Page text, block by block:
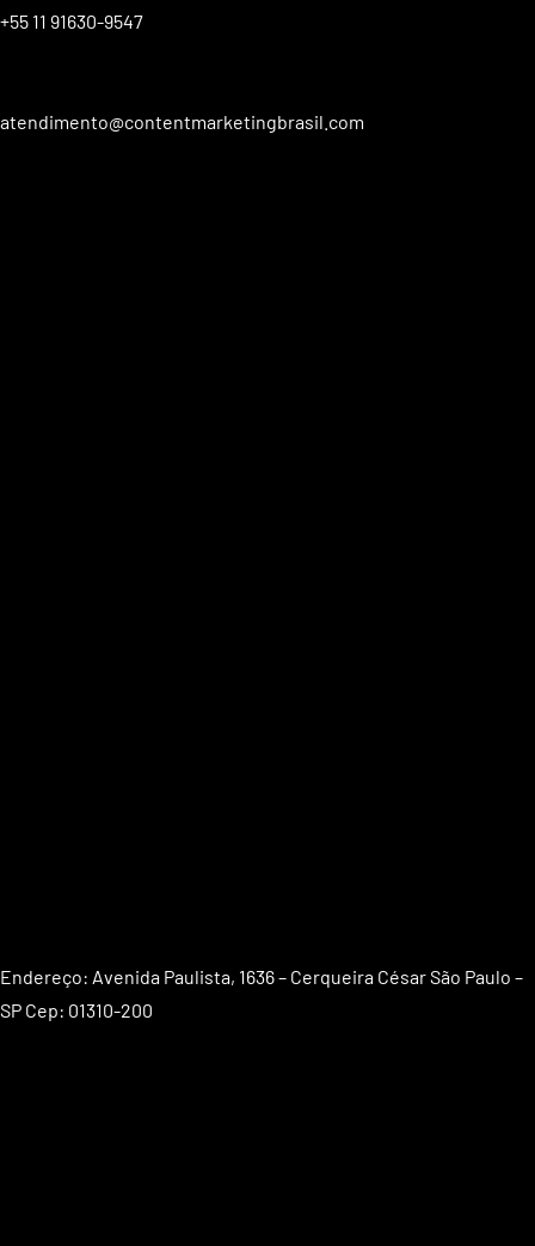
+55 11 91630-9547
atendimento@contentmarketingbrasil.com
Endereço: Avenida Paulista, 1636 – Cerqueira César São Paulo –
SP Cep: 01310-200